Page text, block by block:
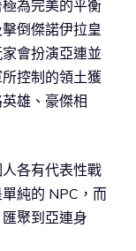
為完美的平衡
倒傑諾伊拉皇
會扮演亞連並
控制的領土獲
雄、豪傑相
各有代表性戰
純的 NPC，而
聚到亞連身